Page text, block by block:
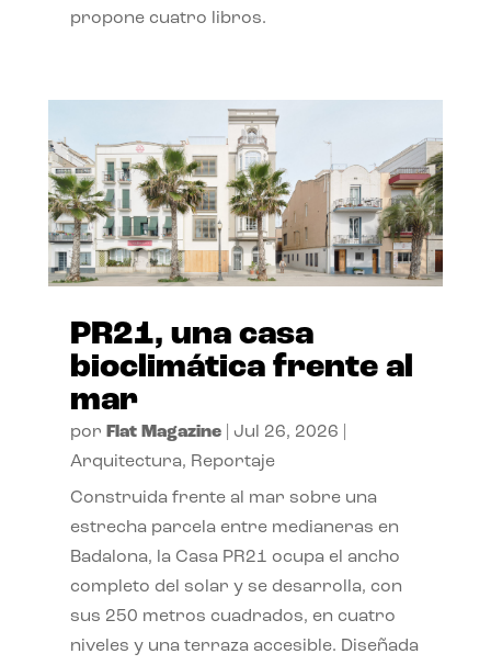
propone cuatro libros.
PR21, una casa
bioclimática frente al
mar
por Flat Magazine| Jul 26, 2026
Arquitectura, Reportaje
Construida frente al mar sobre una
estrecha parcela entre medianeras en
Badalona, la Casa PR21 ocupa el ancho
completo del solar y se desarrolla, con
sus 250 metros cuadrados, en cuatro
niveles y una terraza accesible. Diseñada